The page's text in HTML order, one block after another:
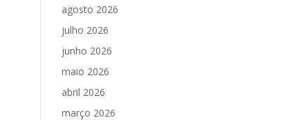
agosto 2026
julho 2026
junho 2026
maio 2026
abril 2026
março 2026